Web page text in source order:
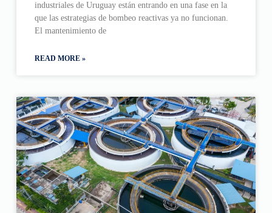
industriales de Uruguay están entrando en una fase en la
que las estrategias de bombeo reactivas ya no funcionan.
El mantenimiento de
READ MORE »